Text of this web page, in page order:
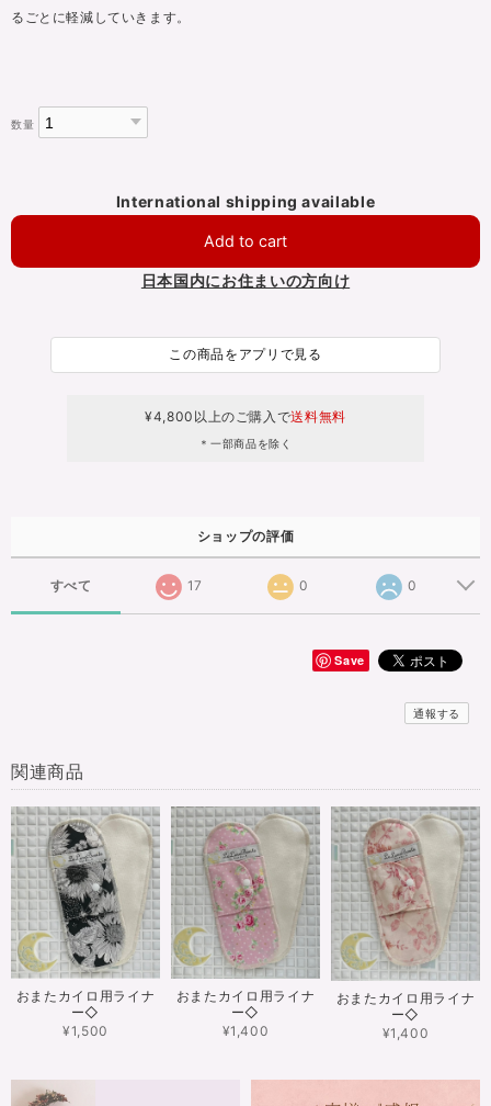
るごとに軽減していきます。
数量
International shipping available
Add to cart
日本国内にお住まいの方向け
この商品をアプリで見る
¥4,800以上のご購入で送料無料
＊一部商品を除く
ショップの評価
すべて 17 0 0
Save
通報する
関連商品
おまたカイロ用ライナ
ー◇
¥1,500
おまたカイロ用ライナ
ー◇
¥1,400
おまたカイロ用ライナ
ー◇
¥1,400